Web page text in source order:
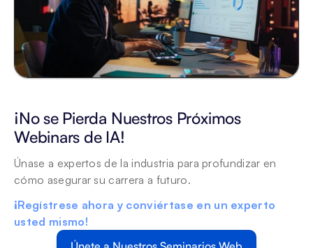
¡No se Pierda Nuestros Próximos
Webinars de IA!
Únase a expertos de la industria para profundizar en
cómo asegurar su carrera a futuro.
¡Regístrese ahora y conviértase en un experto
usted mismo!